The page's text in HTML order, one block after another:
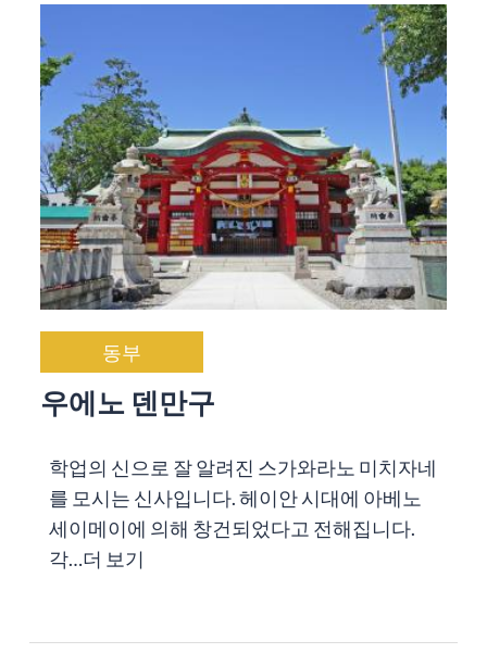
동부
우에노 덴만구
학업의 신으로 잘 알려진 스가와라노 미치자네
를 모시는 신사입니다. 헤이안 시대에 아베노
세이메이에 의해 창건되었다고 전해집니다.
각…더 보기